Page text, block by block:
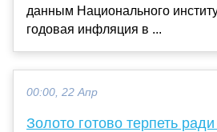
данным Национального
годовая инфляция в ...
00:00, 22 Апр
Золото готово терпеть